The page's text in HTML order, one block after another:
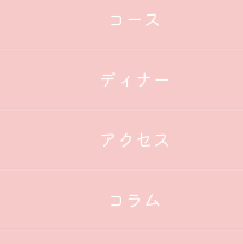
コース
ディナー
アクセス
コラム